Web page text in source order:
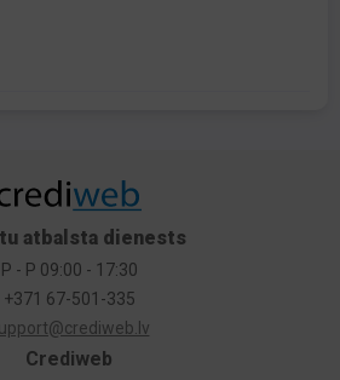
Crediweb
atbalsta dienests
P - P 09:00 - 17:30
+371 67-501-335